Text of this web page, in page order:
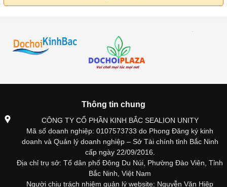
Thông tin chung
CÔNG TY CỔ PHẦN KINH BẮC SEALION UNITY
Mã số doanh nghiệp: 0107573733 do Phong Đăng ký kinh
doanh và Quản lý doanh nghiệp – Sở Tài chính tỉnh Bắc Ninh
cấp ngày 22/09/2016.
Địa chỉ trụ sở: Tổ dân phố Đông Du Núi, Phường Đào Viên, Tỉnh
Bắc Ninh, Việt Nam
Người chịu trách nhiệm quản lý website: Nguyễn Văn Hiệp